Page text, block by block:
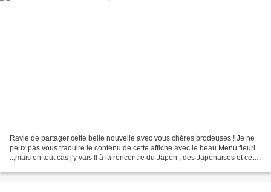
Ravie de partager cette belle nouvelle avec vous chères brodeuses ! Je ne
peux pas vous traduire le contenu de cette affiche avec le beau Menu fleuri
..;mais en tout cas j'y vais !! à la rencontre du Japon , des Japonaises et cette